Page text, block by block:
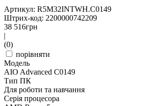
Артикул: R5M32INTWH.C0149
Штрих-код: 2200000742209
38 516грн
|
(0)
порівняти
Модель
AIO Advanced C0149
Тип ПК
Для роботи та навчання
Серія процесора